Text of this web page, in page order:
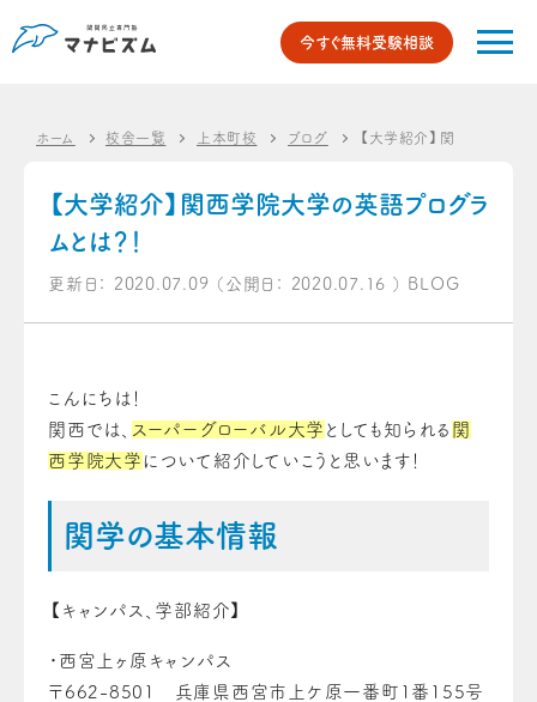
今すぐ無料受験相談
ホーム 校舎一覧 上本町校 ブログ 【大学紹介】関西学院大学
【大学紹介】関西学院大学の英語プログラ
ムとは？！
更新日： 2020.07.09 （公開日： 2020.07.16 ） BLOG
こんにちは！
関西では、
スーパーグローバル大学 としても知られる 関
西学院大学 について紹介していこうと思います！
関学の基本情報
【キャンパス、学部紹介】
・西宮上ヶ原キャンパス
〒662-8501 兵庫県西宮市上ケ原一番町1番155号